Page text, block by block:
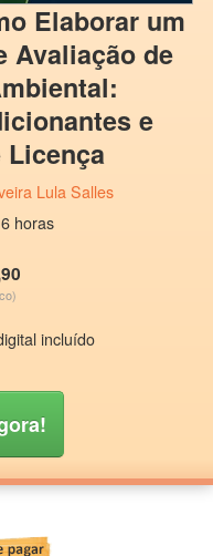
Elaborar um
Avaliação de
e
Licença
Lula Salles
6 horas
incluído